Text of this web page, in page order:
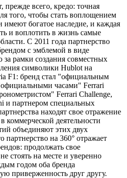
прежде всего, кредо: точная
того, чтобы стать воплощением
богатое наследие, и каждая
и воплотить в жизнь самые
С 2011 года партнерство
с эмблемой в виде
рамки создания совместных
символики Hublot на
F1: бренд стал "официальным
часами" Ferrari
Ferrari Challenge,
и партнером специальных
находят свое отражение
коммерческой деятельности
объединяют этих двух
на 360° отражает
продолжать свое
стоять на месте и уверенно
годом оба бренда
приверженность друг другу.